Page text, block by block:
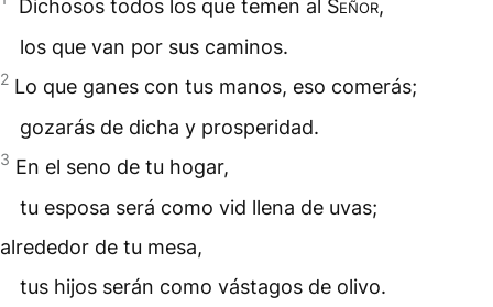
Dichosos todos los que temen al Señor,
los que van por sus caminos.
2 Lo que ganes con tus manos, eso comerás;
gozarás de dicha y prosperidad.
3 En el seno de tu hogar,
tu esposa será como vid llena de uvas;
alrededor de tu mesa,
tus hijos serán como vástagos de olivo.